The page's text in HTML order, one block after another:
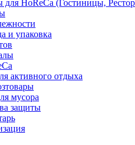
для HoReCa (Гостиницы,
и упаковка
активного отдыха
мусора
защиты